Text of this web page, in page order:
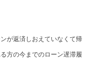
が返済しおえていなくて帰
方の今までのローン遅滞履